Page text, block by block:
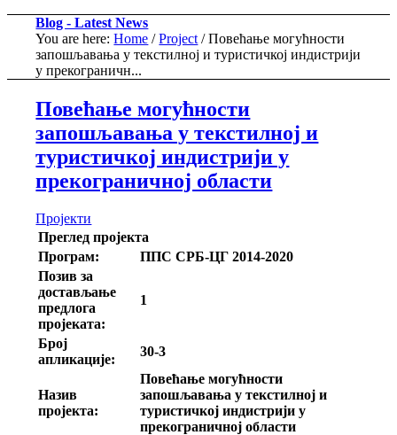
Blog - Latest News
You are here: Home / Project / Повећање могућности
запошљавања у текстилној и туристичкој индистрији
у прекограничн...
Повећање могућности
запошљавања у текстилној и
туристичкој индистрији у
прекограничној области
Пројекти
Преглед пројекта
Програм:
ППС СРБ-ЦГ 2014-2020
Позив за
достављање
предлога
пројеката:
1
Број
апликације:
30-3
Назив
пројекта:
Повећање могућности
запошљавања у текстилној и
туристичкој индистрији у
прекограничној области